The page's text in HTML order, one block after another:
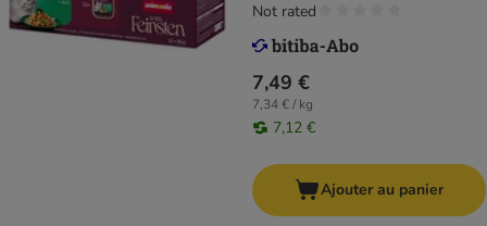
7,49 €
7,34 € / kg
7,12 €
Not rated
Ajouter au panier